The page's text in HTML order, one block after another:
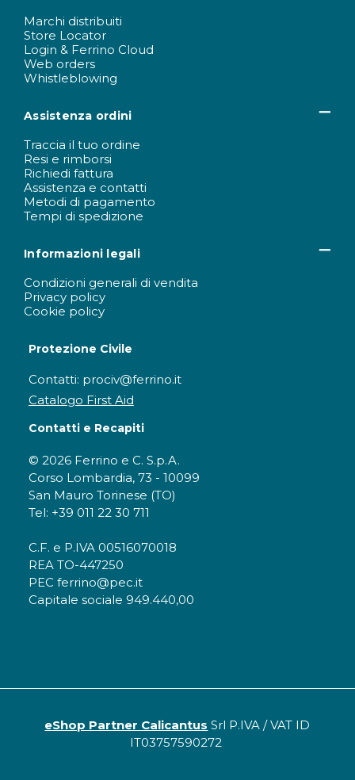
Marchi distribuiti
Store Locator
Login & Ferrino Cloud
Web orders
Whistleblowing
Assistenza ordini
Traccia il tuo ordine
Resi e rimborsi
Richiedi fattura
Assistenza e contatti
Metodi di pagamento
Tempi di spedizione
Informazioni legali
Condizioni generali di vendita
Privacy policy
Cookie policy
Protezione Civile
Contatti: prociv@ferrino.it
Catalogo First Aid
Contatti e Recapiti
© 2026 Ferrino e C. S.p.A.
Corso Lombardia, 73 - 10099
San Mauro Torinese (TO)
Tel: +39 011 22 30 711
C.F. e P.IVA 00516070018
REA TO-447250
PEC ferrino@pec.it
Capitale sociale 949.440,00
eShop Partner Calicantus Srl P.IVA / VAT ID
IT03757590272